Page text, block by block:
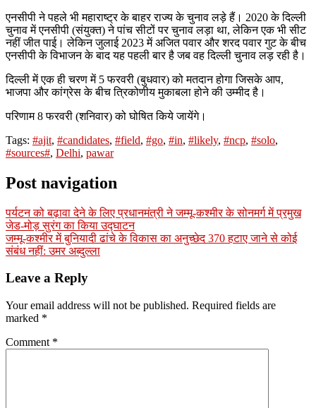
एनसीपी ने पहले भी महाराष्ट्र के बाहर राज्य के चुनाव लड़े हैं। 2020 के दिल्ली
चुनाव में एनसीपी (संयुक्त) ने पांच सीटों पर चुनाव लड़ा था, लेकिन एक भी सीट
नहीं जीत पाई। लेकिन जुलाई 2023 में अजित पवार और शरद पवार गुट के बीच
एनसीपी के विभाजन के बाद यह पहली बार है जब वह दिल्ली चुनाव लड़ रही है।
दिल्ली में एक ही चरण में 5 फरवरी (बुधवार) को मतदान होगा जिसके आप,
भाजपा और कांग्रेस के बीच त्रिकोणीय मुकाबला होने की उम्मीद है।
परिणाम 8 फरवरी (शनिवार) को घोषित किये जायेंगे।
Tags: #ajit, #candidates, #field, #go, #in, #likely, #ncp, #solo,
#sources#, Delhi, pawar
Post navigation
पर्यटन को बढ़ावा देने के लिए प्रधानमंत्री ने जम्मू-कश्मीर के सोनमर्ग में प्रमुख
जेड-मोड़ सुरंग का किया उद्घाटन
जम्मू-कश्मीर में बुनियादी ढांचे के विकास का अनुच्छेद 370 हटाए जाने से कोई
संबंध नहीं: उमर अब्दुल्ला
Leave a Reply
Your email address will not be published. Required fields are
marked *
Comment *